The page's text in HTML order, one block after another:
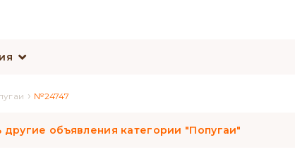
› №24747
другие объявления категории "Попугаи"